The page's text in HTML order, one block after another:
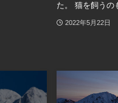
た。 猫を飼うの
2022年5月22日